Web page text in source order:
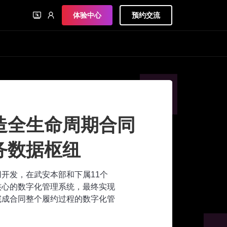
体验中心 预约交流
生命周期合同
数据枢纽
发，在武安本部和下属11个
的数字化管理系统，最终实现
合同整个履约过程的数字化管